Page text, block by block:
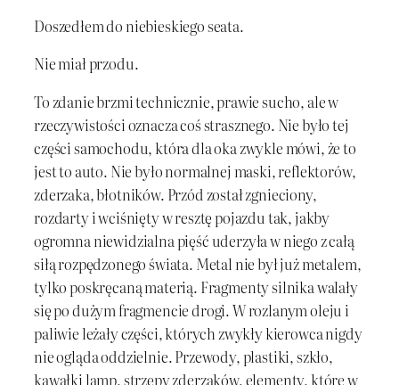
Doszedłem do niebieskiego seata.
Nie miał przodu.
To zdanie brzmi technicznie, prawie sucho, ale w
rzeczywistości oznacza coś strasznego. Nie było tej
części samochodu, która dla oka zwykle mówi, że to
jest to auto. Nie było normalnej maski, reflektorów,
zderzaka, błotników. Przód został zgnieciony,
rozdarty i wciśnięty w resztę pojazdu tak, jakby
ogromna niewidzialna pięść uderzyła w niego z całą
siłą rozpędzonego świata. Metal nie był już metalem,
tylko poskręcaną materią. Fragmenty silnika walały
się po dużym fragmencie drogi. W rozlanym oleju i
paliwie leżały części, których zwykły kierowca nigdy
nie ogląda oddzielnie. Przewody, plastiki, szkło,
kawałki lamp, strzępy zderzaków, elementy, które w